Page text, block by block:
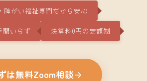
障がい福祉専門だから安心
間いらず 決算料0円の定額制
は無料Zoom相談